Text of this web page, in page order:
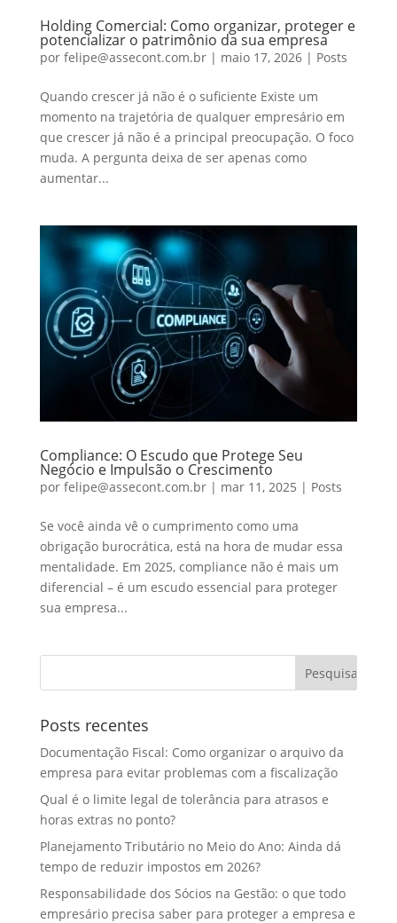
Holding Comercial: Como organizar, proteger e
potencializar o patrimônio da sua empresa
por felipe@assecont.com.br| maio 17, 2026| Posts
Quando crescer já não é o suficiente Existe um
momento na trajetória de qualquer empresário em
que crescer já não é a principal preocupação. O foco
muda. A pergunta deixa de ser apenas como
aumentar...
Compliance: O Escudo que Protege Seu
Negócio e Impulsão o Crescimento
por felipe@assecont.com.br| mar 11, 2025 | Posts
Se você ainda vê o cumprimento como uma
obrigação burocrática, está na hora de mudar essa
mentalidade. Em 2025, compliance não é mais um
diferencial – é um escudo essencial para proteger
sua empresa...
Posts recentes
Documentação Fiscal: Como organizar o arquivo da
empresa para evitar problemas com a fiscalização
Qual é o limite legal de tolerância para atrasos e
horas extras no ponto?
Planejamento Tributário no Meio do Ano: Ainda dá
tempo de reduzir impostos em 2026?
Responsabilidade dos Sócios na Gestão: o que todo
empresário precisa saber para proteger a empresa e